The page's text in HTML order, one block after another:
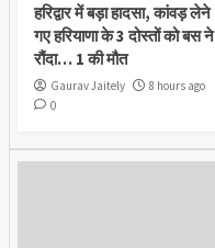
हरिद्वार में बड़ा हादसा, कांवड़ लेने
गए हरियाणा के 3 दोस्तों को बस ने
रौंदा… 1 की मौत
Gaurav Jaitely
8 hours ago
0